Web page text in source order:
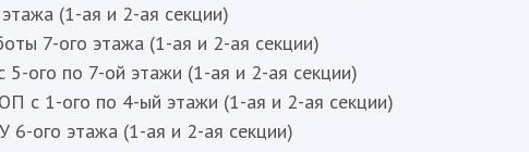
(1-ая и 2-ая секции)
7-ого этажа (1-ая и 2-ая секции)
5-ого по 7-ой этажи (1-ая и 2-ая секции)
с 1-ого по 4-ый этажи (1-ая и 2-ая секции)
6-ого этажа (1-ая и 2-ая секции)